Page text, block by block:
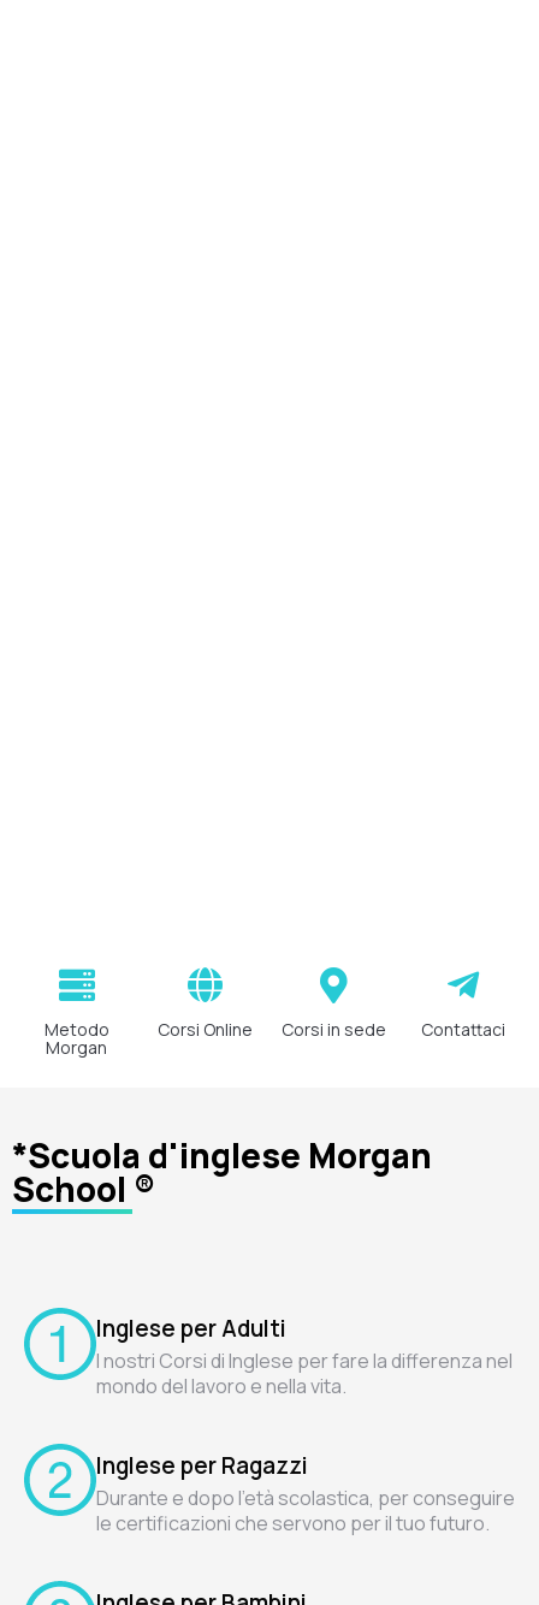
Metodo
Morgan
Corsi Online Corsi in sede Contattaci
*Scuola d'inglese Morgan
School ®
Inglese per Adulti
I nostri Corsi di Inglese per fare la differenza nel
mondo del lavoro e nella vita.
Inglese per Ragazzi
Durante e dopo l'età scolastica, per conseguire
le certificazioni che servono per il tuo futuro.